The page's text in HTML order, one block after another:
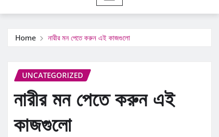
Home নারীর মন পেতে করুন এই কাজগুলো
UNCATEGORIZED
নারীর মন পেতে করুন এই
কাজগুলো